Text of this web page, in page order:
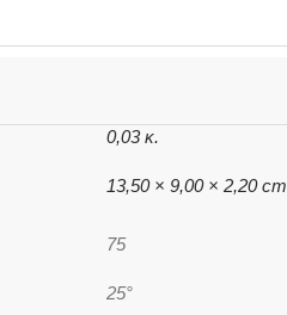
0,03 κ.
13,50 × 9,00 × 2,20 cm
75
25°